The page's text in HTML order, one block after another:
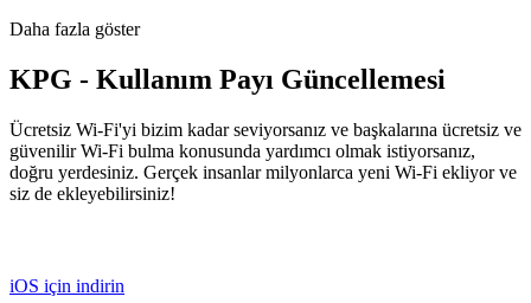
Daha fazla göster
KPG - Kullanım Payı Güncellemesi
Ücretsiz Wi-Fi'yi bizim kadar seviyorsanız ve başkalarına ücretsiz ve
güvenilir Wi-Fi bulma konusunda yardımcı olmak istiyorsanız,
doğru yerdesiniz. Gerçek insanlar milyonlarca yeni Wi-Fi ekliyor ve
siz de ekleyebilirsiniz!
iOS için indirin